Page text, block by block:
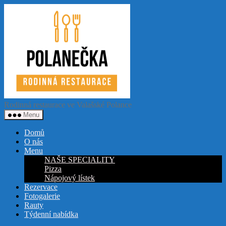
Rodinná restaurace ve Valašské Polance
Menu
Domů
O nás
Menu
NAŠE SPECIALITY
Pizza
Nápojový lístek
Rezervace
Fotogalerie
Rauty
Týdenní nabídka